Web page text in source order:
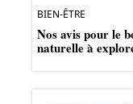
BIEN-ÊTRE
Nos avis pour le
naturelle à